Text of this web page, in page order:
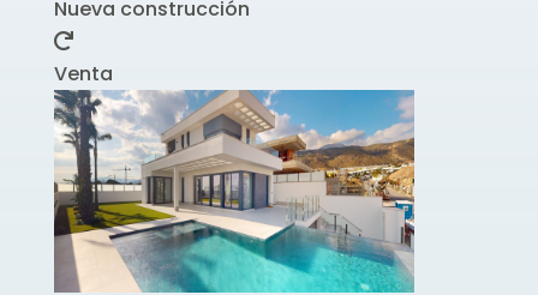
Nueva construcción
Venta